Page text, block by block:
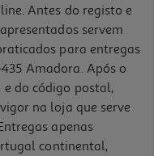
Antes do registo e
servem
para entregas
Amadora. Após o
do código postal,
na loja que serve
apenas
continental,